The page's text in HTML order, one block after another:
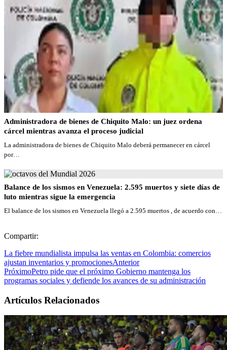
Administradora de bienes de Chiquito Malo: un juez ordena
cárcel mientras avanza el proceso judicial
La administradora de bienes de Chiquito Malo deberá permanecer en cárcel
por…
Balance de los sismos en Venezuela: 2.595 muertos y siete días de
luto mientras sigue la emergencia
El balance de los sismos en Venezuela llegó a 2.595 muertos , de acuerdo con…
Compartir:
La fiebre mundialista impulsa las ventas en Colombia: comercios
ajustan inventarios y promocionesAnterior
PróximoPetro pide que el próximo Gobierno mantenga los
programas sociales y defiende los avances de su administración
Artículos Relacionados